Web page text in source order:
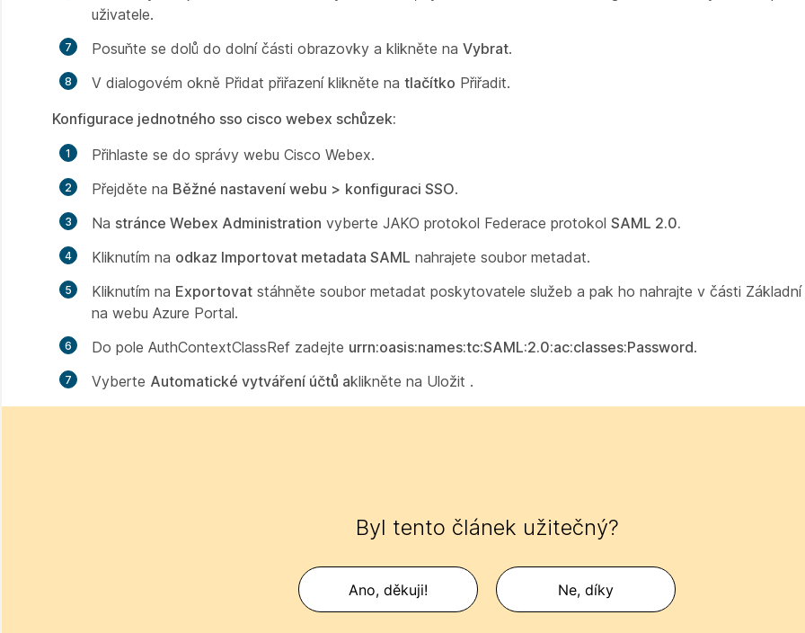
uživatele.
Posuňte se dolů do dolní části obrazovky a klikněte na Vybrat.
V dialogovém okně Přidat přiřazení klikněte na tlačítko Přiřadit.
Konfigurace jednotného sso cisco webex schůzek:
Přihlaste se do správy webu Cisco Webex.
Přejděte na Běžné nastavení webu > konfiguraci SSO.
Na stránce Webex Administration vyberte JAKO protokol Federace protokol SAML 2.0.
Kliknutím na odkaz Importovat metadata SAML nahrajete soubor metadat.
Kliknutím na Exportovat stáhněte soubor metadat poskytovatele služeb a pak ho nahrajte v části
na webu Azure Portal.
Do pole AuthContextClassRef zadejte urrn:oasis:names:tc:SAML:2.0:ac:classes:Password.
Vyberte Automatické vytváření účtů aklikněte na Uložit .
Byl tento článek užitečný?
Ano, děkuji! Ne, díky